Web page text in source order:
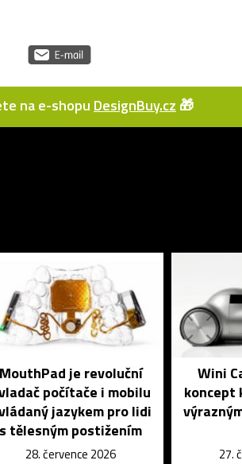
na e-shopu DesignBuy.cz 🎁
MouthPad je revoluční
počítače i mobilu
jazykem pro lidi
s tělesným postižením
28. července 2026
Wini
koncept
27.